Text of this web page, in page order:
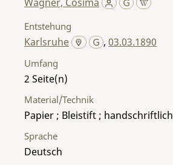
Entstehung
Karlsruhe ,03.03.1890
Umfang
2
Material/Technik
Papier ; Bleistift ; handschriftlich
Sprache
Deutsch